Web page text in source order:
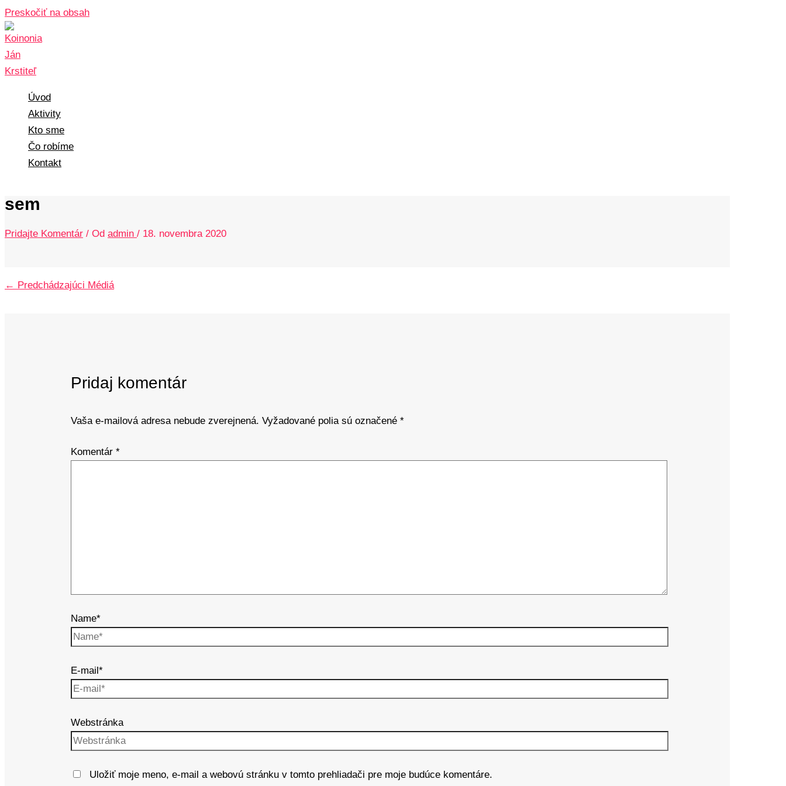
Preskočiť na obsah
Úvod
Aktivity
Kto sme
Čo robíme
Kontakt
sem
Pridajte Komentár / Od admin / 18. novembra 2020
← Predchádzajúci Médiá
Pridaj komentár
Vaša e-mailová adresa nebude zverejnená. Vyžadované polia sú označené*
Komentár*
Name*
E-mail*
Webstránka
Uložiť moje meno, e-mail a webovú stránku v tomto prehliadači pre moje budúce komentáre.